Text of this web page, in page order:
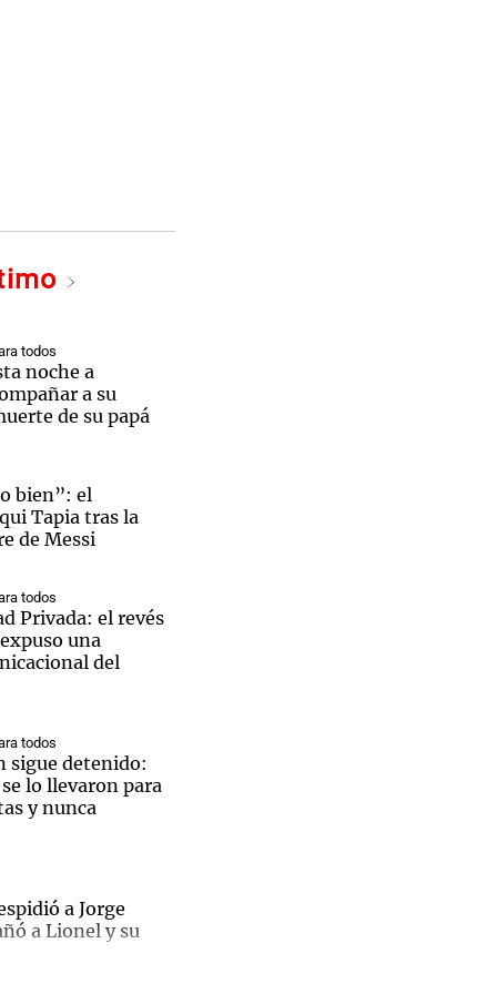
todos
noche a
a su
de su papá
bien”: el
Tapia tras la
de Messi
todos
Privada: el revés
una
del
todos
sigue detenido:
lo llevaron para
y nunca
a Jorge
a Lionel y su